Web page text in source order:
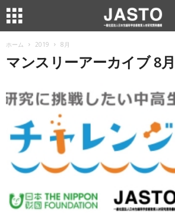
ホーム 2019 8月
マンスリーアーカイブ 8